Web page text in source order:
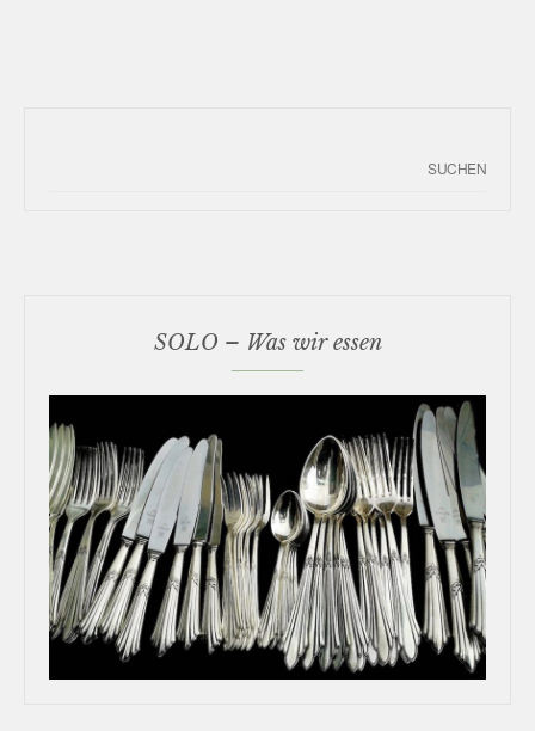
SOLO – Was wir essen